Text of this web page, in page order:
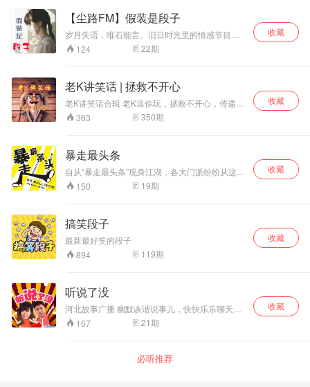
【尘路FM】假装是段子
岁月失语，唯石能言。旧日时光里的情感节目，
抖落了偶尔抽风丢的段子。 V公众平台：
chenlufm 听友群：92861395（备注来源）
124 22期
收藏
老K讲笑话 | 拯救不开心
老K讲笑话合辑 老K逗你玩，拯救不开心，传递正
能量，快乐每一天！ 本专辑作品的视频版本已在
头条号、企鹅号、百家号、爱奇艺号、抖音、快
看，您可搜索“老K逗你玩”或节目名称，即看到本
人的现演视频。
363 350期
收藏
暴走最头条
自从“暴走最头条”现身江湖，各大门派纷纷从这里
获取每日最新资讯，热辣点评让你吃嘛嘛香，聊
天到爽！
150 19期
收藏
搞笑段子
最新最好笑的段子
894
119期
收藏
听说了没
河北故事广播 幽默诙谐说事儿，快快乐乐聊天，
一颗八卦心，畅聊天下事。
167 21期
收藏
必听推荐